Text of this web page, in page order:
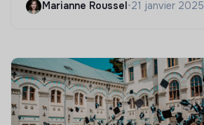
Marianne Roussel•21 janvier 2025